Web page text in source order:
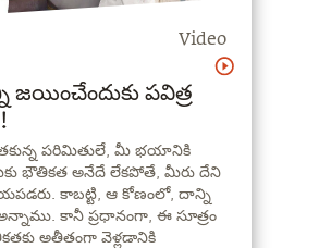
Video
పవిత్ర
పరిమితులే, మీ భయానికి
భౌతికత అనేదే లేకపోతే, మీరు దేని
కాబట్టి, ఆ కోణంలో, దాన్ని
కానీ ప్రధానంగా, ఈ సూత్రం
అతీతంగా వెళ్లడానికి